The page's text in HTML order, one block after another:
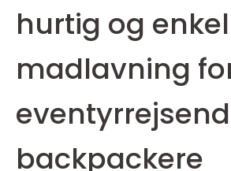
hurtig og enkel
madlavning
backpackere